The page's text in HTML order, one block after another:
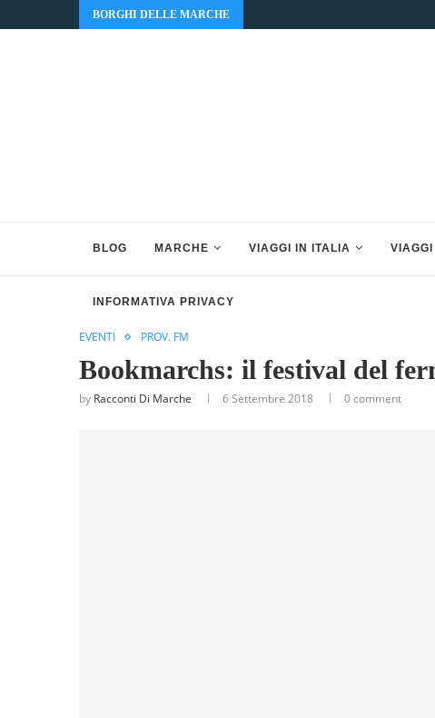
BORGHI DELLE MARCHE
BLOG MARCHE VIAGGI IN ITALIA
INFORMATIVA PRIVACY
EVENTI PROV. FM
Bookmarchs: il festival del
by Racconti Di Marche 6 Settembre 2018 0 comment